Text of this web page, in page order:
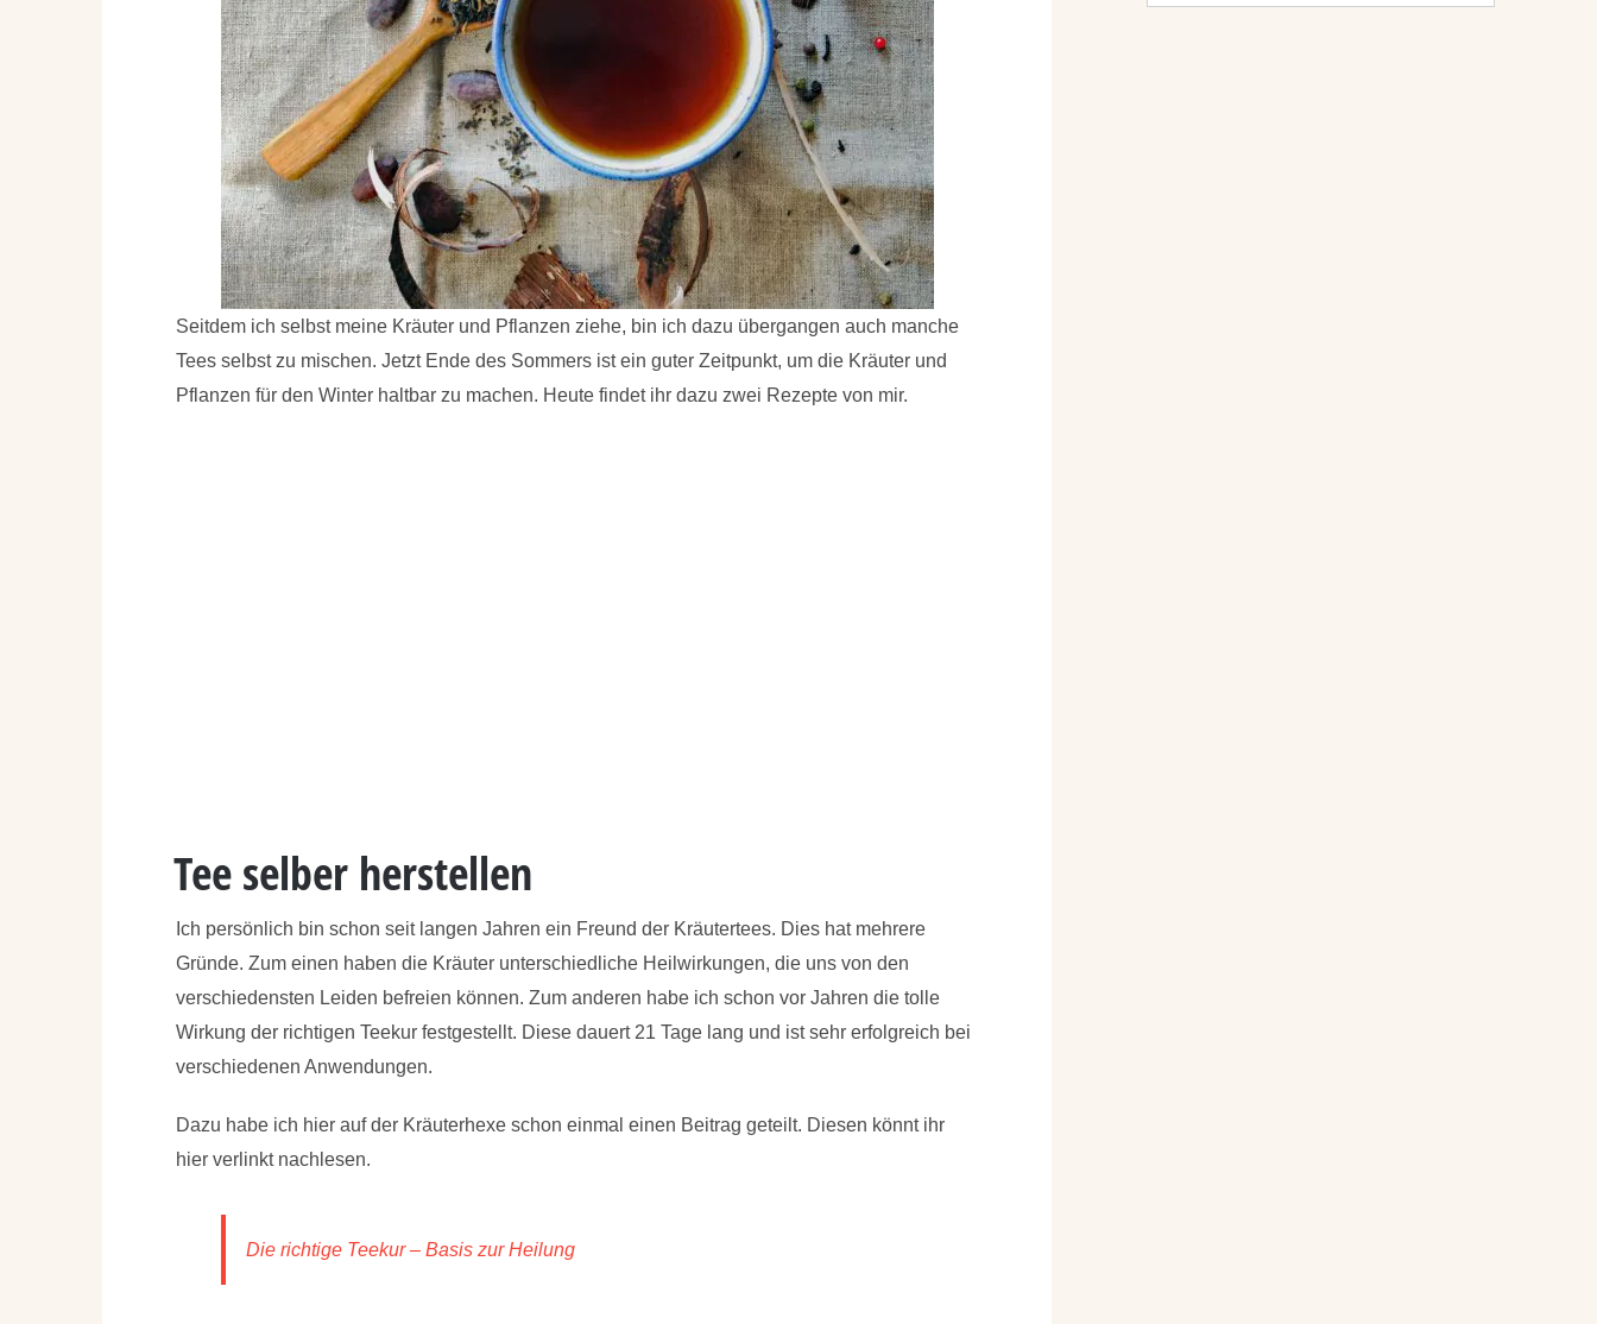
Seitdem ich selbst meine Kräuter und Pflanzen ziehe, bin ich dazu übergangen auch manche
Tees selbst zu mischen. Jetzt Ende des Sommers ist ein guter Zeitpunkt, um die Kräuter und
Pflanzen für den Winter haltbar zu machen. Heute findet ihr dazu zwei Rezepte von mir.
Tee selber herstellen
Ich persönlich bin schon seit langen Jahren ein Freund der Kräutertees. Dies hat mehrere
Gründe. Zum einen haben die Kräuter unterschiedliche Heilwirkungen, die uns von den
verschiedensten Leiden befreien können. Zum anderen habe ich schon vor Jahren die tolle
Wirkung der richtigen Teekur festgestellt. Diese dauert 21 Tage lang und ist sehr erfolgreich bei
verschiedenen Anwendungen.
Dazu habe ich hier auf der Kräuterhexe schon einmal einen Beitrag geteilt. Diesen könnt ihr
hier verlinkt nachlesen.
Die richtige Teekur – Basis zur Heilung